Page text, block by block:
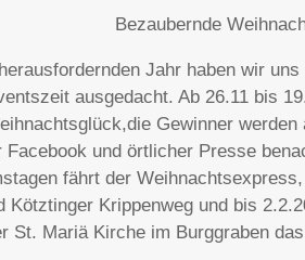
Bezaubernde
Jahr haben wir
ausgedacht. Ab 26.11 bis
Gewinner werden
Facebook und örtlicher Presse
fährt der
Kötztinger Krippenweg und bis
St. Mariä Kirche im Burggraben